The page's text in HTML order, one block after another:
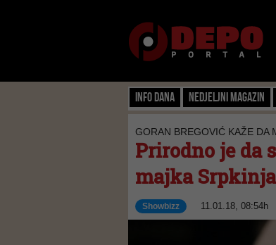
Info dana Nedjeljni magazin
GORAN BREGOVIĆ KAŽE DA
Prirodno je da
majka
Showbizz 11.01.18, 08:54h